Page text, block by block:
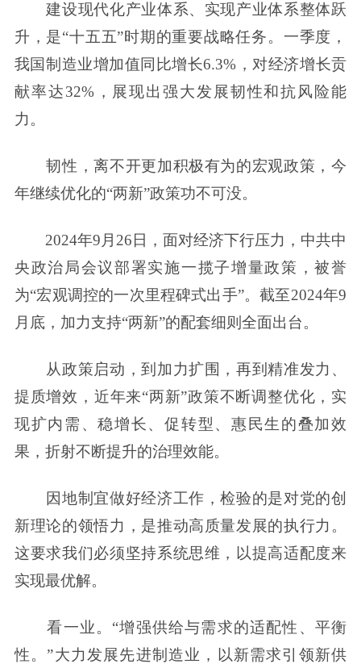
建设现代化产业体系、实现产业体系整体跃
升，是“十五五”时期的重要战略任务。一季度，
我国制造业增加值同比增长6.3%，对经济增长贡
献率达32%，展现出强大发展韧性和抗风险能
力。
韧性，离不开更加积极有为的宏观政策，今
年继续优化的“两新”政策功不可没。
2024年9月26日，面对经济下行压力，中共中
央政治局会议部署实施一揽子增量政策，被誉
为“宏观调控的一次里程碑式出手”。截至2024年9
月底，加力支持“两新”的配套细则全面出台。
从政策启动，到加力扩围，再到精准发力、
提质增效，近年来“两新”政策不断调整优化，实
现扩内需、稳增长、促转型、惠民生的叠加效
果，折射不断提升的治理效能。
因地制宜做好经济工作，检验的是对党的创
新理论的领悟力，是推动高质量发展的执行力。
这要求我们必须坚持系统思维，以提高适配度来
实现最优解。
看一业。“增强供给与需求的适配性、平衡
性。”大力发展先进制造业，以新需求引领新供